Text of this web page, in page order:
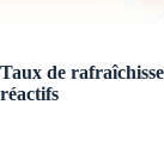
Taux de
réactifs